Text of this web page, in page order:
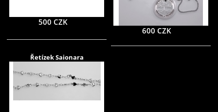
500 CZK
600 CZK
Řetízek Saionara